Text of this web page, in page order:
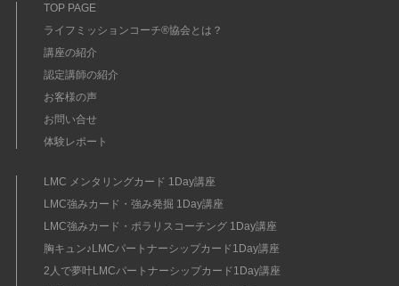
TOP PAGE
ライフミッションコーチ®協会とは？
講座の紹介
認定講師の紹介
お客様の声
お問い合せ
体験レポート
LMC メンタリングカード 1Day講座
LMC強みカード・強み発掘 1Day講座
LMC強みカード・ポラリスコーチング 1Day講座
胸キュン♪LMCパートナーシップカード1Day講座
2人で夢叶LMCパートナーシップカード1Day講座